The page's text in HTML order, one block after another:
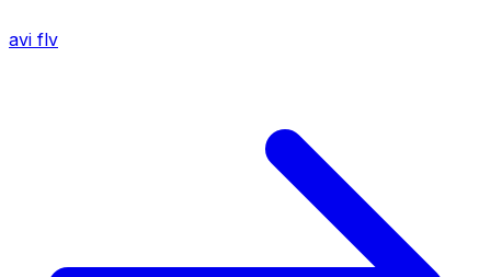
avi flv